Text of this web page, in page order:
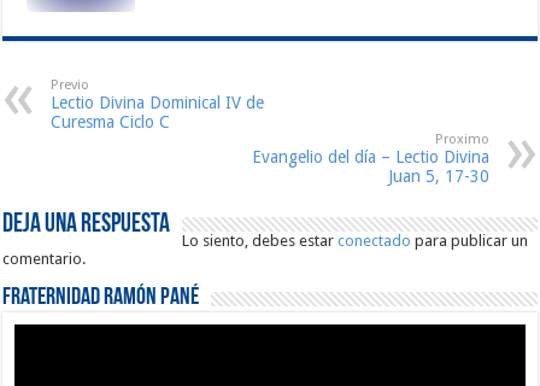
Previo
Lectio Divina Dominical IV de
Curesma Ciclo C
Proximo
Evangelio del día – Lectio Divina
Juan 5, 17-30
Deja una respuesta
Lo siento, debes estarconectado para publicar un
comentario.
Fraternidad Ramón Pané